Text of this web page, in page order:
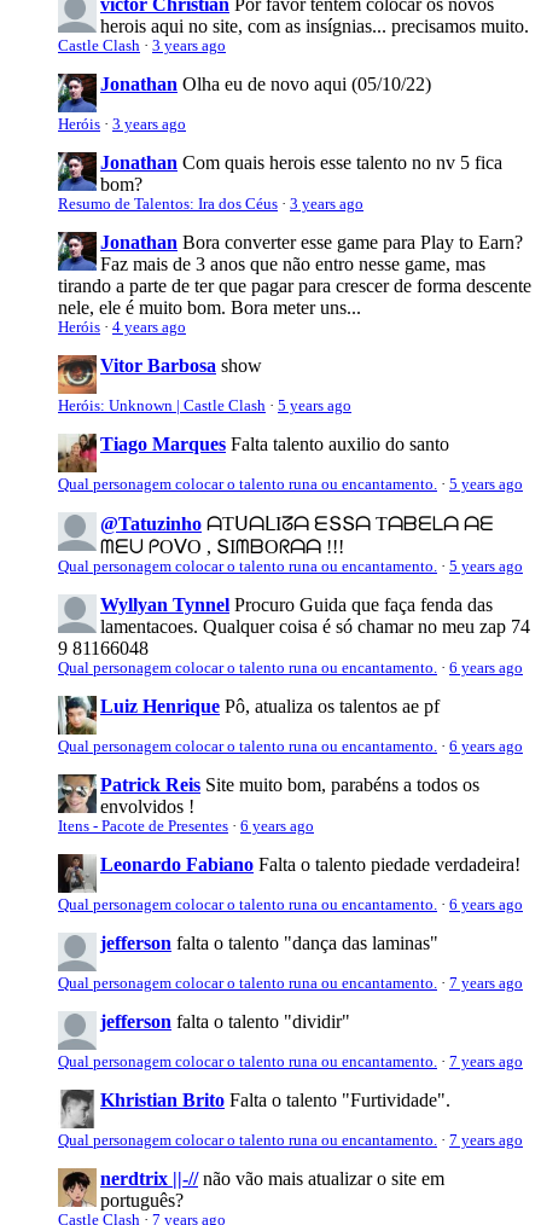
victor Christian Por favor tentem colocar os novos
herois aqui no site, com as insígnias... precisamos muito.
Castle Clash · 3 years ago
Jonathan Olha eu de novo aqui (05/10/22)
Heróis · 3 years ago
Jonathan Com quais herois esse talento no nv 5 fica
bom?
Resumo de Talentos: Ira dos Céus · 3 years ago
Jonathan Bora converter esse game para Play to Earn?
Faz mais de 3 anos que não entro nesse game, mas
tirando a parte de ter que pagar para crescer de forma descente
nele, ele é muito bom. Bora meter uns...
Heróis · 4 years ago
Vitor Barbosa show
Heróis: Unknown | Castle Clash · 5 years ago
Tiago Marques Falta talento auxilio do santo
Qual personagem colocar o talento runa ou encantamento. · 5 years ago
@Tatuzinho ᗩTᑌᗩᒪIᘔᗩ ᗴՏՏᗩ Tᗩᗷᗴᒪᗩ ᗩᗴ
ᗰᗴᑌ ᑭOᐯO , ՏIᗰᗷOᖇᗩᗩ !!!
Qual personagem colocar o talento runa ou encantamento. · 5 years ago
Wyllyan Tynnel Procuro Guida que faça fenda das
lamentacoes. Qualquer coisa é só chamar no meu zap 74
9 81166048
Qual personagem colocar o talento runa ou encantamento. · 6 years ago
Luiz Henrique Pô, atualiza os talentos ae pf
Qual personagem colocar o talento runa ou encantamento. · 6 years ago
Patrick Reis Site muito bom, parabéns a todos os
envolvidos !
Itens - Pacote de Presentes · 6 years ago
Leonardo Fabiano Falta o talento piedade verdadeira!
Qual personagem colocar o talento runa ou encantamento. · 6 years ago
jefferson falta o talento "dança das laminas"
Qual personagem colocar o talento runa ou encantamento. · 7 years ago
jefferson falta o talento "dividir"
Qual personagem colocar o talento runa ou encantamento. · 7 years ago
Khristian Brito Falta o talento "Furtividade".
Qual personagem colocar o talento runa ou encantamento. · 7 years ago
nerdtrix ||-// não vão mais atualizar o site em
português?
Castle Clash · 7 years ago